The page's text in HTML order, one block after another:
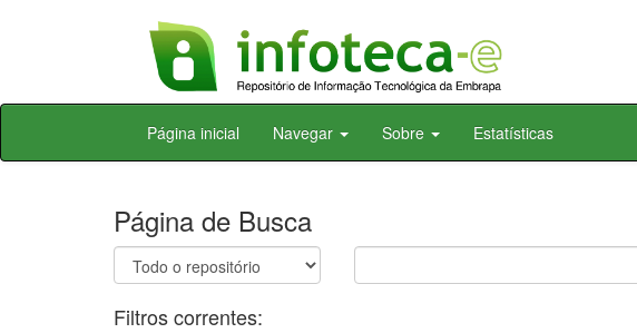
Skip
Página inicial Navegar Sobre Estatísticas
Página de Busca
Filtros correntes: